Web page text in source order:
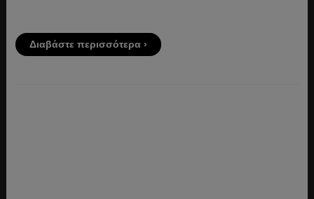
Διαβάστε περισσότερα ›